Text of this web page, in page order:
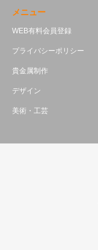
メニュー
WEB有料会員登録
プライバシーポリシー
貴金属制作
デザイン
美術・工芸